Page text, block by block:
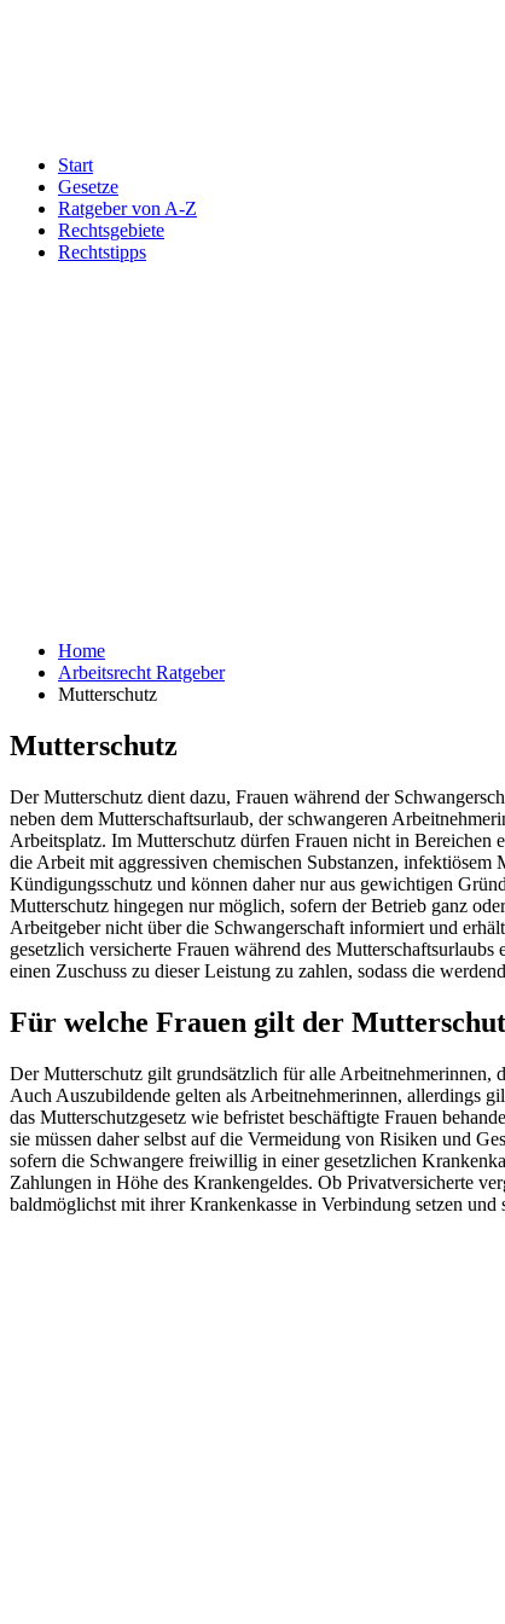
Start
Gesetze
Ratgeber von A-Z
Rechtsgebiete
Rechtstipps
Home
Arbeitsrecht Ratgeber
Mutterschutz
Mutterschutz
Der Mutterschutz dient dazu, Frauen während der
neben dem Mutterschaftsurlaub, der schwangeren
Arbeitsplatz. Im Mutterschutz dürfen Frauen nicht in Bereichen
die Arbeit mit aggressiven chemischen Substanzen,
Kündigungsschutz und können daher nur aus gewichtigen
Mutterschutz hingegen nur möglich, sofern der Betrieb ganz
Arbeitgeber nicht über die Schwangerschaft informiert und
gesetzlich versicherte Frauen während des
einen Zuschuss zu dieser Leistung zu zahlen, sodass die
Für welche Frauen gilt der
Der Mutterschutz gilt grundsätzlich für alle Arbeitnehmerinnen,
Auch Auszubildende gelten als Arbeitnehmerinnen, allerdings
das Mutterschutzgesetz wie befristet beschäftigte Frauen
sie müssen daher selbst auf die Vermeidung von Risiken und
sofern die Schwangere freiwillig in einer gesetzlichen
Zahlungen in Höhe des Krankengeldes. Ob Privatversicherte
baldmöglichst mit ihrer Krankenkasse in Verbindung setzen